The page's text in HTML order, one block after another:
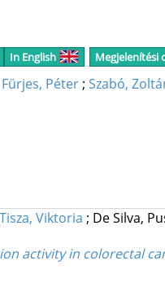
In English Megjelenítési
Fürjes, Péter; Szabó,
Tisza, Viktoria ; De Silva,
activity in colorectal